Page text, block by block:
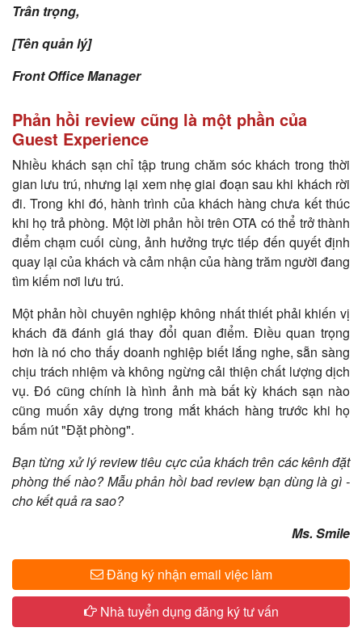
Trân trọng,
[Tên quản lý]
Front Office Manager
Phản hồi review cũng là một phần của
Guest Experience
Nhiều khách sạn chỉ tập trung chăm sóc khách trong thời
gian lưu trú, nhưng lại xem nhẹ giai đoạn sau khi khách rời
đi. Trong khi đó, hành trình của khách hàng chưa kết thúc
khi họ trả phòng. Một lời phản hồi trên OTA có thể trở thành
điểm chạm cuối cùng, ảnh hưởng trực tiếp đến quyết định
quay lại của khách và cảm nhận của hàng trăm người đang
tìm kiếm nơi lưu trú.
Một phản hồi chuyên nghiệp không nhất thiết phải khiến vị
khách đã đánh giá thay đổi quan điểm. Điều quan trọng
hơn là nó cho thấy doanh nghiệp biết lắng nghe, sẵn sàng
chịu trách nhiệm và không ngừng cải thiện chất lượng dịch
vụ. Đó cũng chính là hình ảnh mà bất kỳ khách sạn nào
cũng muốn xây dựng trong mắt khách hàng trước khi họ
bấm nút "Đặt phòng".
Bạn từng xử lý review tiêu cực của khách trên các kênh đặt
phòng thế nào? Mẫu phản hồi bad review bạn dùng là gì -
cho kết quả ra sao?
​Ms. Smile
Đăng ký nhận email việc làm
Nhà tuyển dụng đăng ký tư vấn